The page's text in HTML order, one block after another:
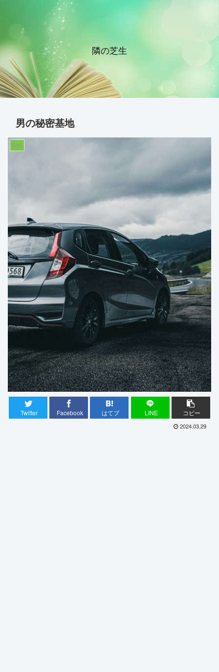
隣の芝生
男の秘密基地
家族
Twitter Facebook はてブ LINE コピー
2024.03.29